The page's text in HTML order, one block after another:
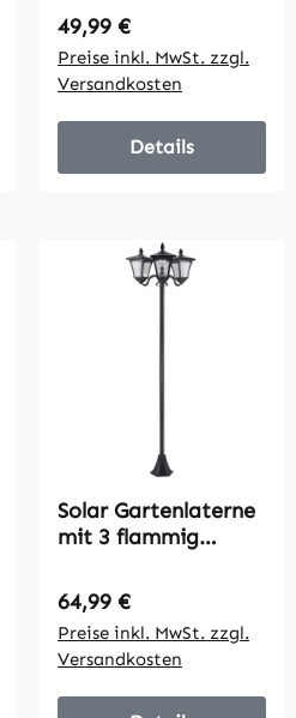
Einschaltautomatik,
LED, wetterfest,
Metallrahmen, Ø34
x 130cm,
Schwarz/Gelb
Regulärer Preis:
49,99 €
Preise inkl. MwSt. zzgl.
Versandkosten
Details
Solar Gartenlaterne
mit 3 flammig
Edelstahl
Solarlaterne mit
LED 120 Lumen
51,5x47x182,5cm
Wegeleuchte IP44
Regulärer Preis:
64,99 €
Preise inkl. MwSt. zzgl.
Versandkosten